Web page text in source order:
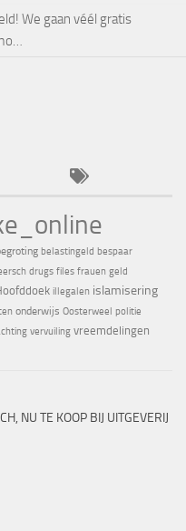
We gaan véél gratis
belastingeld bespaar
drugs files frauen geld
illegalen islamisering
onderwijs Oosterweel politie
vervuiling vreemdelingen
NU TE KOOP BIJ UITGEVERIJ